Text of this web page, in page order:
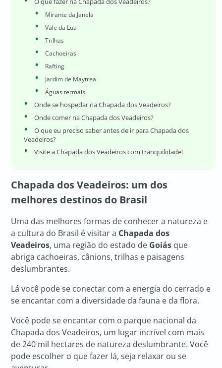
Mirante da Janela
Vale da Lua
Trilhas
Cachoeiras
Rafting
Jardim de Maytrea
Águas termais
Onde se hospedar na Chapada dos Veadeiros?
Onde comer na Chapada dos Veadeiros?
O que eu preciso saber antes de ir para Chapada dos
Veadeiros?
Visite a Chapada dos Veadeiros com tranquilidade!
Chapada dos Veadeiros: um dos
melhores destinos do Brasil
Uma das melhores formas de conhecer a natureza e
a cultura do Brasil é visitar a Chapada dos
Veadeiros, uma região do estado de Goiás que
abriga cachoeiras, cânions, trilhas e paisagens
deslumbrantes.
Lá você pode se conectar com a energia do cerrado e
se encantar com a diversidade da fauna e da flora.
Você pode se encantar com o parque nacional da
Chapada dos Veadeiros, um lugar incrível com mais
de 240 mil hectares de natureza deslumbrante. Você
pode escolher o que fazer lá, seja relaxar ou se